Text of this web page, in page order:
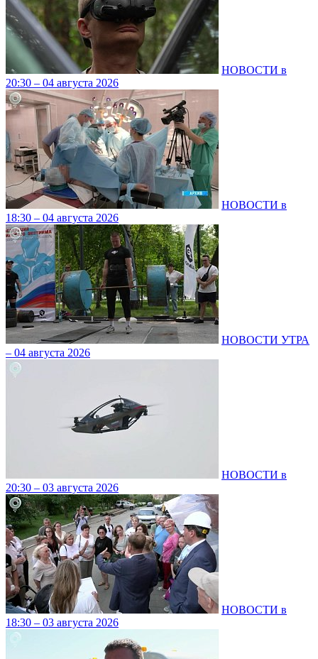
НОВОСТИ в
20:30 – 04 августа 2026
НОВОСТИ в
18:30 – 04 августа 2026
НОВОСТИ УТРА
– 04 августа 2026
НОВОСТИ в
20:30 – 03 августа 2026
НОВОСТИ в
18:30 – 03 августа 2026